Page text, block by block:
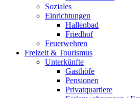
Soziales
Einrichtungen
Hallenbad
Friedhof
Feuerwehren
Freizeit & Tourismus
Unterkünfte
Gasthöfe
Pensionen
Privatquartiere